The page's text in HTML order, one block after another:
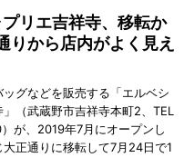
リエ吉祥寺、移転か
から店内がよく見え
グなどを販売する「エルベシ
（武蔵野市吉祥寺本町2、TEL
が、2019年7月にオープンし
正通りに移転して7月24日で1